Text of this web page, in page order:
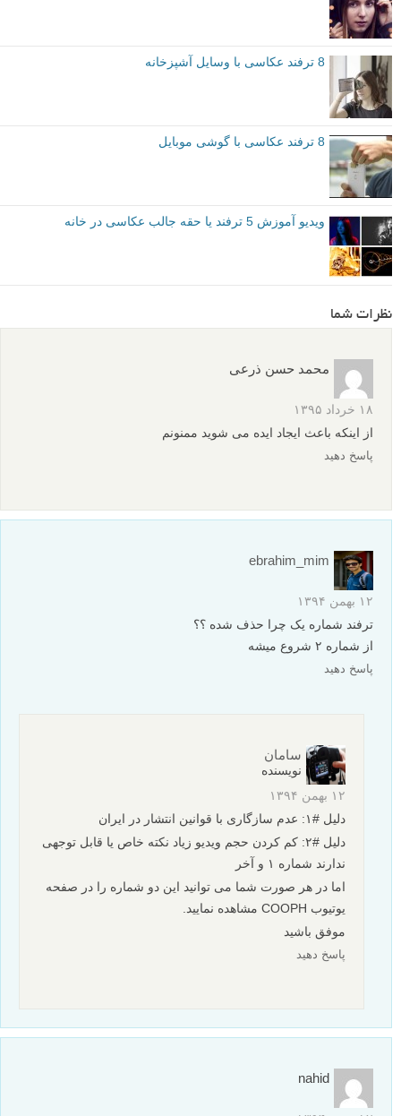
8 ترفند عکاسی با وسایل آشپزخانه
8 ترفند عکاسی با گوشی موبایل
ویدیو آموزش 5 ترفند یا حقه جالب عکاسی در خانه
نظرات شما
محمد حسن ذرعی
۱۸ خرداد ۱۳۹۵
از اینکه باعث ایجاد ایده می شوید ممنونم
پاسخ دهید
ebrahim_mim
۱۲ بهمن ۱۳۹۴
ترفند شماره یک چرا حذف شده ؟؟
از شماره ۲ شروع میشه
پاسخ دهید
سامان
نویسنده
۱۲ بهمن ۱۳۹۴
دلیل #۱: عدم سازگاری با قوانین انتشار در ایران
دلیل #۲: کم کردن حجم ویدیو زیاد نکته خاص یا قابل توجهی
ندارند شماره ۱ و آخر
اما در هر صورت شما می توانید این دو شماره را در صفحه
یوتیوب COOPH مشاهده نمایید.
موفق باشید
پاسخ دهید
nahid